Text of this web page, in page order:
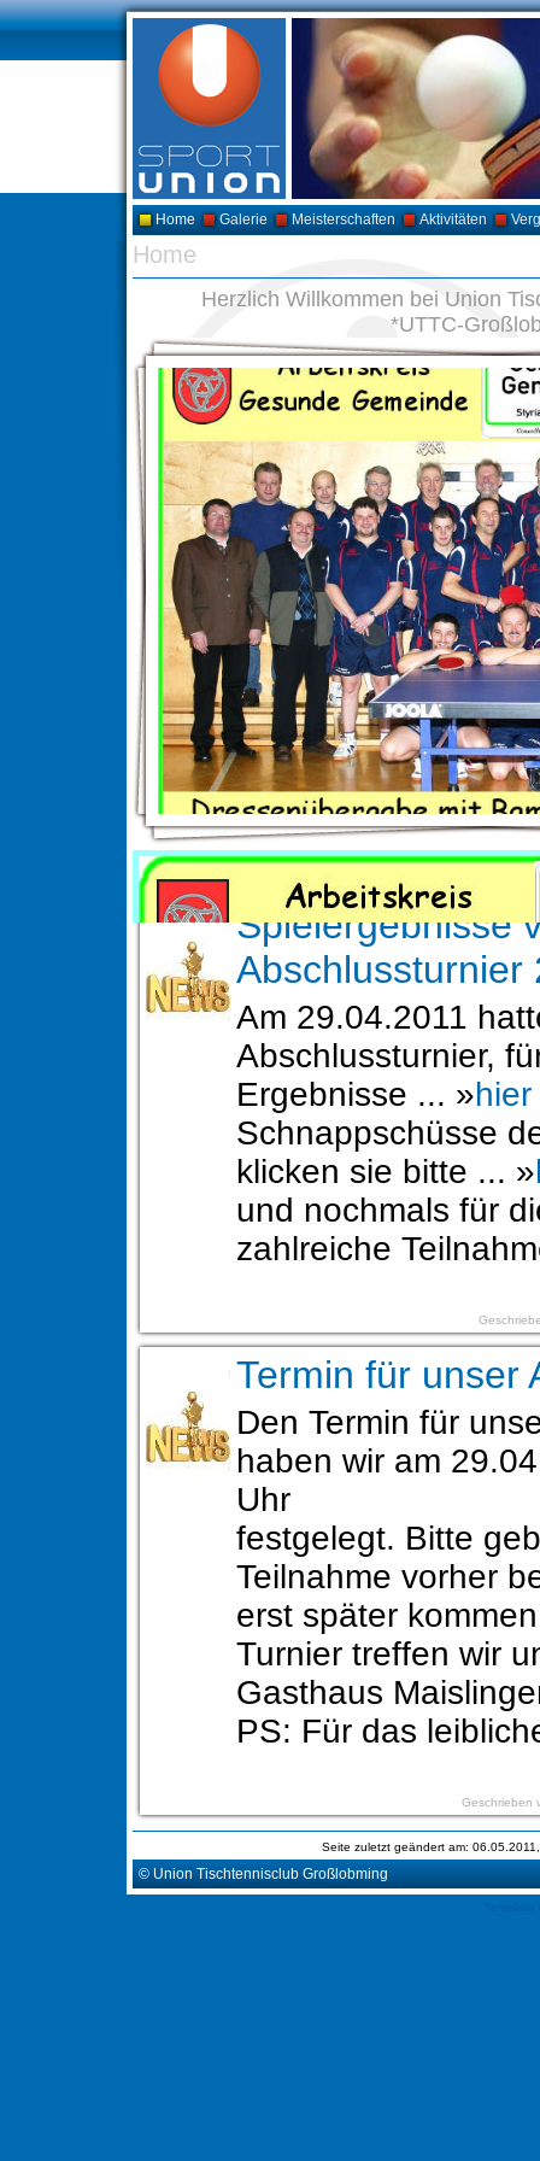
Home Galerie Meisterschaften Aktivitäten
Home
Herzlich Willkommen bei Union
*UTTC-
News
Spielergebnisse
Abschlussturnier
Am 29.04.2011
Abschlussturnier,
Ergebnisse ... »
Schnappschüsse
klicken sie bitte ... »
und nochmals für
zahlreiche
Termin für unser
Den Termin für
haben wir am
Uhr
festgelegt. Bitte
Teilnahme vorher
erst später
Turnier treffen wir
Gasthaus
PS: Für das
Geschrieben
Seite zuletzt geändert am:
© Union Tischtennisclub Großlobming